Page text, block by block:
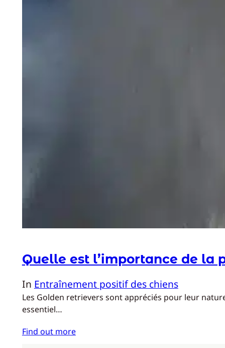
Quelle est l’importance de la
In Entraînement positif des chiens
Les Golden retrievers sont appréciés pour leur
essentiel…
Find out more